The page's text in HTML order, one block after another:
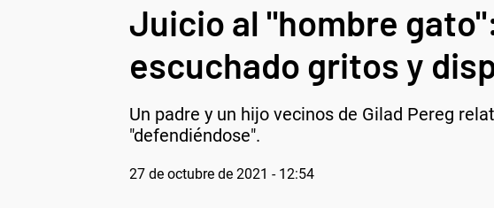
Juicio al "hombre
escuchado gritos y
Un padre y un hijo vecinos de Gilad Pereg
"defendiéndose".
27 de octubre de 2021 - 12:54